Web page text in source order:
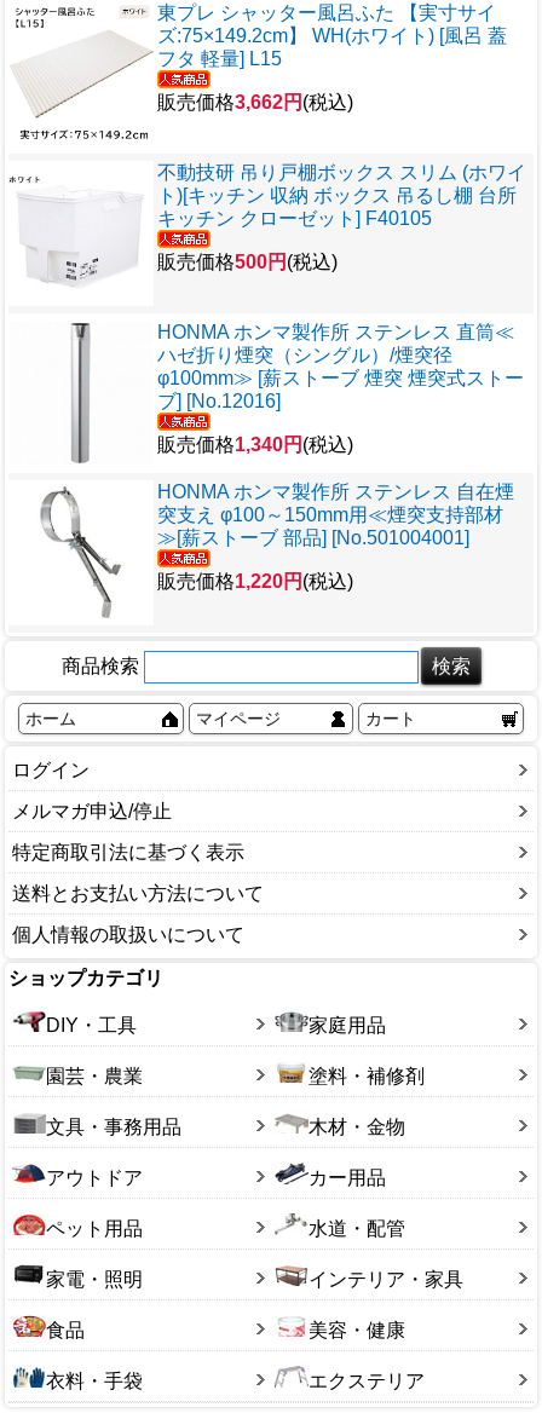
東プレ シャッター風呂ふた 【実寸サイ
ズ:75×149.2cm】 WH(ホワイト) [風呂 蓋
フタ 軽量] L15
販売価格3,662円 (税込)
不動技研 吊り戸棚ボックス スリム (ホワイ
ト)[キッチン 収納 ボックス 吊るし棚 台所
キッチン クローゼット] F40105
販売価格500円 (税込)
HONMA ホンマ製作所 ステンレス 直筒≪
ハゼ折り煙突（シングル）/煙突径
φ100mm≫ [薪ストーブ 煙突 煙突式ストー
ブ] [No.12016]
販売価格1,340円 (税込)
HONMA ホンマ製作所 ステンレス 自在煙
突支え φ100～150mm用≪煙突支持部材
≫[薪ストーブ 部品] [No.501004001]
販売価格1,220円 (税込)
商品検索
ホーム マイページ カート
ログイン
メルマガ申込/停止
特定商取引法に基づく表示
送料とお支払い方法について
個人情報の取扱いについて
ショップカテゴリ
DIY・工具 家庭用品
園芸・農業 塗料・補修剤
文具・事務用品 木材・金物
アウトドア カー用品
ペット用品 水道・配管
家電・照明 インテリア・家具
食品 美容・健康
衣料・手袋 エクステリア